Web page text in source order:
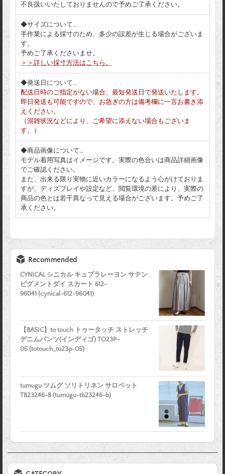
不良扱いいたしておりませんので予めご了承ください。
◆サイズについて…
手作業による採寸のため、多少の誤差が生じる場合がございま
す。
予めご了承くださいませ。
＞＞詳しい採寸方法はこちら。
◆発送日について…
配送日時のご指定がない場合、最短発送日で発送いたします。
即日発送も可能ですので、お急ぎの方は備考欄に一言お書き添
えください。
（混雑状況などにより、ご希望に添えない場合もございま
す。）
◆商品画像について…
モデル着用写真はイメージです。実際の色合いは商品詳細画像
でご確認ください。
また、出来る限り実物に近いカラーになるよう心がけておりま
すが、ディズプレイや設定など、閲覧環境の差により、実際の
商品の色とは若干異なって見える場合がございます。予めご了
承ください。
Recommended
CYNICAL シニカル キュプラレーヨン サテン
ピグメントダイ スカート 612-
96041 (cynical-612-96041)
【BASIC】to touch トゥータッチ ストレッチ
デニムパンツ(インディゴ) TO23P-
05 (totouch_to23p-05)
tumugu ツムグ ソリトリネン サロペット
TB23246-B (tumugu-tb23246-b)